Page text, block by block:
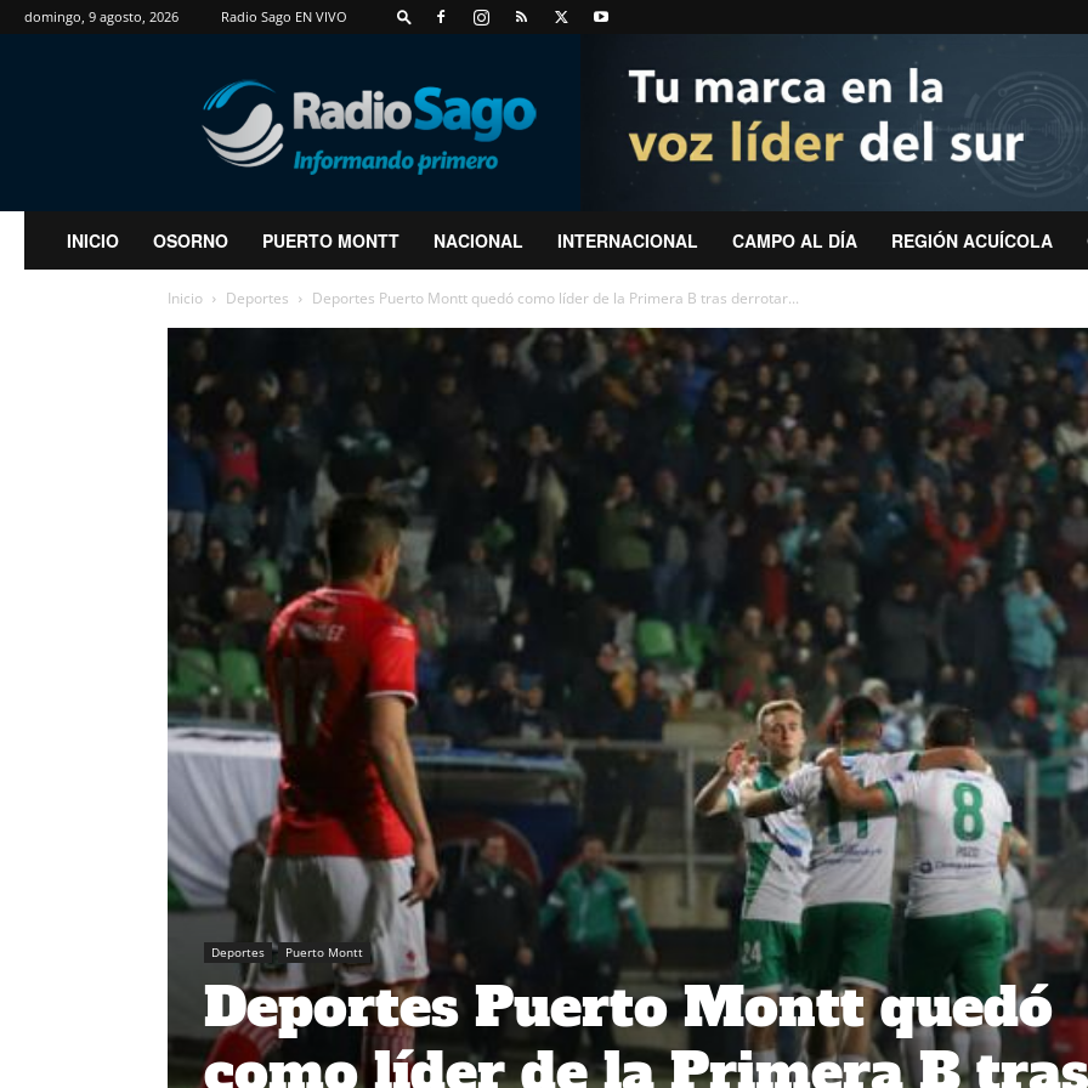
domingo, 9 agosto, 2026 Radio Sago EN VIVO
RadioSago
INICIO OSORNO PUERTO MONTT NACIONAL INTERNACIONAL CAMPO AL DÍA REGIÓN ACUÍCOLA
Inicio Deportes Deportes Puerto Montt quedó como líder de la Primera B tras derrotar...
Deportes Puerto Montt
Deportes Puerto Montt quedó
como líder de la Primera B tras